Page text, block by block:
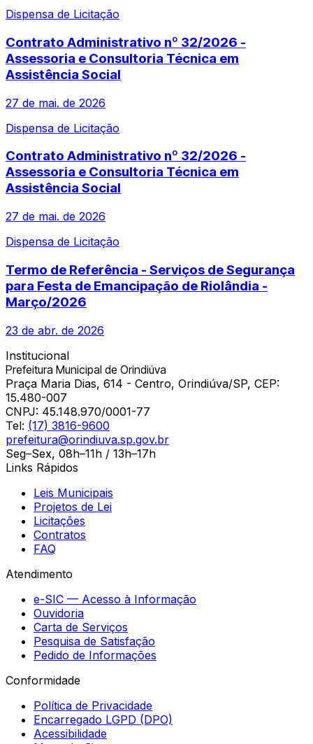
Dispensa de Licitação
Contrato Administrativo nº 32/2026 -
Assessoria e Consultoria Técnica em
Assistência Social
27 de mai. de 2026
Dispensa de Licitação
Contrato Administrativo nº 32/2026 -
Assessoria e Consultoria Técnica em
Assistência Social
27 de mai. de 2026
Dispensa de Licitação
Termo de Referência - Serviços de Segurança
para Festa de Emancipação de Riolândia -
Março/2026
23 de abr. de 2026
Institucional
Prefeitura Municipal de Orindiúva
Praça Maria Dias, 614 - Centro, Orindiúva/SP, CEP:
15.480-007
CNPJ: 45.148.970/0001-77
Tel: (17) 3816-9600
prefeitura@orindiuva.sp.gov.br
Seg–Sex, 08h–11h / 13h–17h
Links Rápidos
Leis Municipais
Projetos de Lei
Licitações
Contratos
FAQ
Atendimento
e-SIC — Acesso à Informação
Ouvidoria
Carta de Serviços
Pesquisa de Satisfação
Pedido de Informações
Conformidade
Política de Privacidade
Encarregado LGPD (DPO)
Acessibilidade